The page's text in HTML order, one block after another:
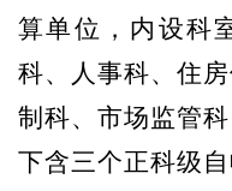
算单位，内设科
科、人事科、住
制科、市场监管
下含三个正科级